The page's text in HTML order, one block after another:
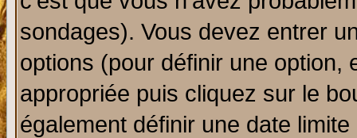
sondages). Vous devez entrer
options (pour définir une option,
appropriée puis cliquez sur le
également définir une date